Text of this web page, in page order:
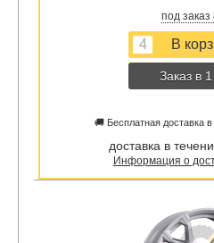
под заказ
Заказ в 1
🚚 Бесплатная доставка
доставка в
Информация о